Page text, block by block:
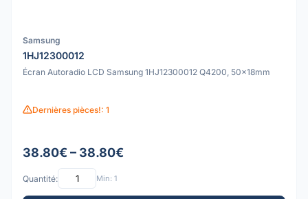
Samsung
1HJ12300012
Écran Autoradio LCD Samsung 1HJ12300012 Q4200, 50x18mm
Dernières pièces!: 1
38.80€ – 38.80€
Quantité: Min: 1